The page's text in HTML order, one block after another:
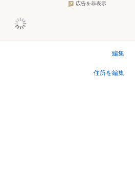
広告を非表示
編集
住所を編集